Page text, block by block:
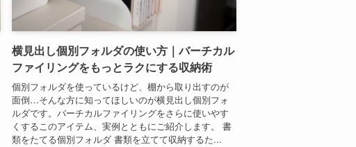
横見出し個別フォルダの使い方｜バーチカル
ファイリングをもっとラクにする収納術
個別フォルダを使っているけど、棚から取り出すのが
面倒…そんな方に知ってほしいのが横見出し個別フォ
ルダです。バーチカルファイリングをさらに使いやす
くするこのアイテム、実例とともにご紹介します。 書
類をたてる個別フォルダ 書類を立てて収納するた...